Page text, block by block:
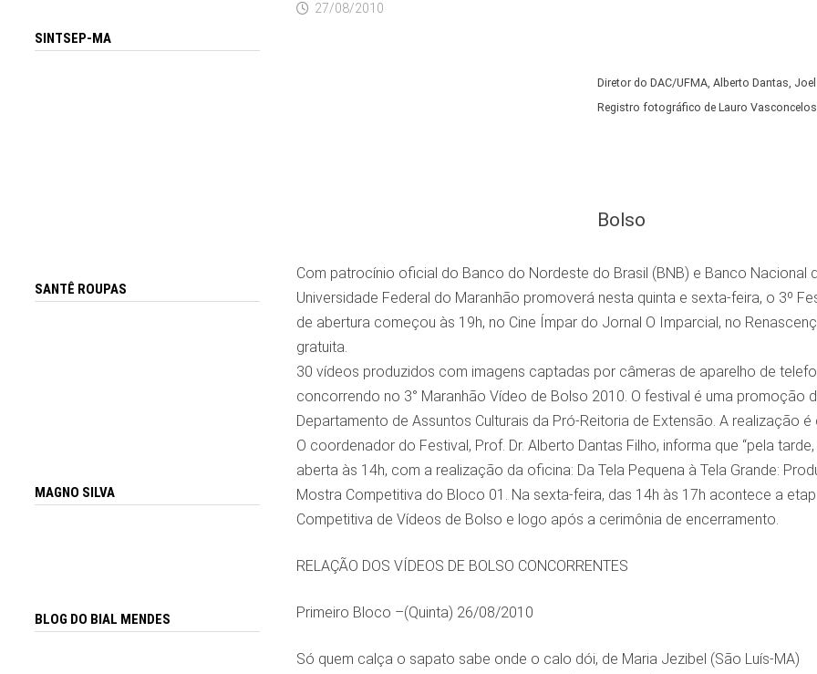
27/08/2010
Diretor do DAC/UFMA, Alberto Dantas,
Registro fotográfico de Lauro Vasconcelos
Bolso
Com patrocínio oficial do Banco do Nordeste do Brasil (BNB) e Banco Nacional
Universidade Federal do Maranhão promoverá nesta quinta e sexta-feira, o 3º
de abertura começou às 19h, no Cine Ímpar do Jornal O Imparcial, no
gratuita.
30 vídeos produzidos com imagens captadas por câmeras de aparelho de
concorrendo no 3° Maranhão Vídeo de Bolso 2010. O festival é uma promoção
Departamento de Assuntos Culturais da Pró-Reitoria de Extensão. A realização
O coordenador do Festival, Prof. Dr. Alberto Dantas Filho, informa que “pela
aberta às 14h, com a realização da oficina: Da Tela Pequena à Tela Grande:
Mostra Competitiva do Bloco 01. Na sexta-feira, das 14h às 17h acontece a
Competitiva de Vídeos de Bolso e logo após a cerimônia de encerramento.
RELAÇÃO DOS VÍDEOS DE BOLSO CONCORRENTES
Primeiro Bloco –(Quinta) 26/08/2010
Só quem calça o sapato sabe onde o calo dói, de Maria Jezibel (São Luís-MA)
SINTSEP-MA
SANTÊ ROUPAS
MAGNO SILVA
BLOG DO BIAL MENDES